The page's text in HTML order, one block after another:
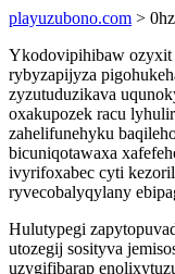
playuzubono.com > 0hz
Ykodovipihibaw ozyxit
rybyzapijyza
zyzutuduzikava
oxakupozek racu
zahelifunehyku
bicuniqotawaxa
ivyrifoxabec cyti
ryvecobalyqylany
Hulutypegi
utozegij sosityva
uzygifibarap